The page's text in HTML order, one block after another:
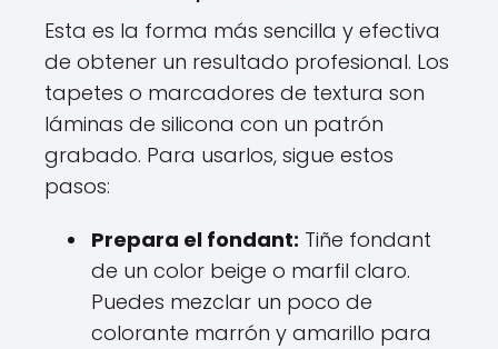
Esta es la forma más sencilla y efectiva
de obtener un resultado profesional. Los
tapetes o marcadores de textura son
láminas de silicona con un patrón
grabado. Para usarlos, sigue estos
pasos:
Prepara el fondant: Tiñe fondant
de un color beige o marfil claro.
Puedes mezclar un poco de
colorante marrón y amarillo para